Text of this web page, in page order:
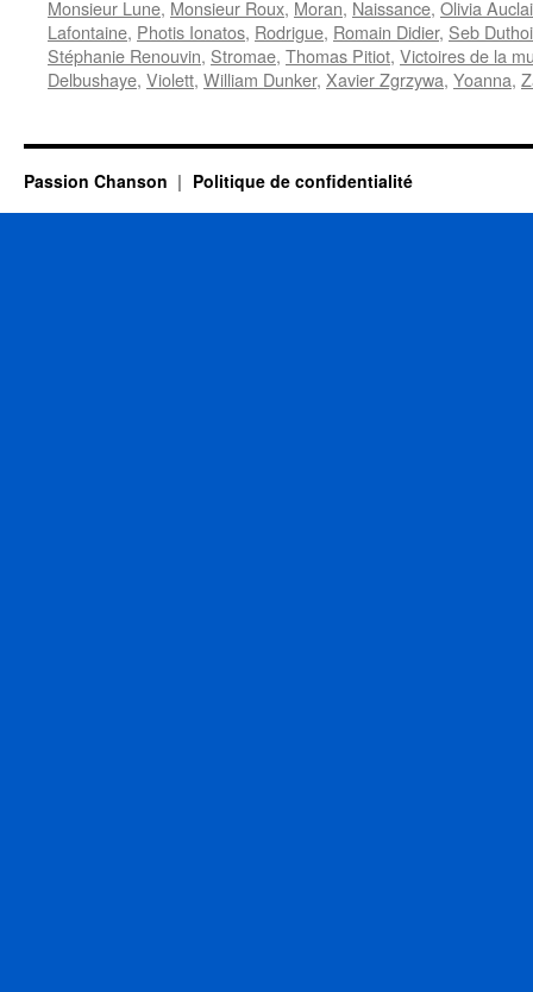
Monsieur Lune, Monsieur Roux, Moran, Naissance, Olivia
Lafontaine, Photis Ionatos, Rodrigue, Romain Didier, Seb
Stéphanie Renouvin, Stromae, Thomas Pitiot, Victoires de la
Delbushaye, Violett, William Dunker, Xavier Zgrzywa, Yoanna,
Passion Chanson Politique de confidentialité